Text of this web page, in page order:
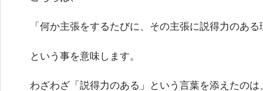
「何か主張をするたびに、その主張に説得力のあ
という事を意味します。
わざわざ「説得力のある」という言葉を添えたのは